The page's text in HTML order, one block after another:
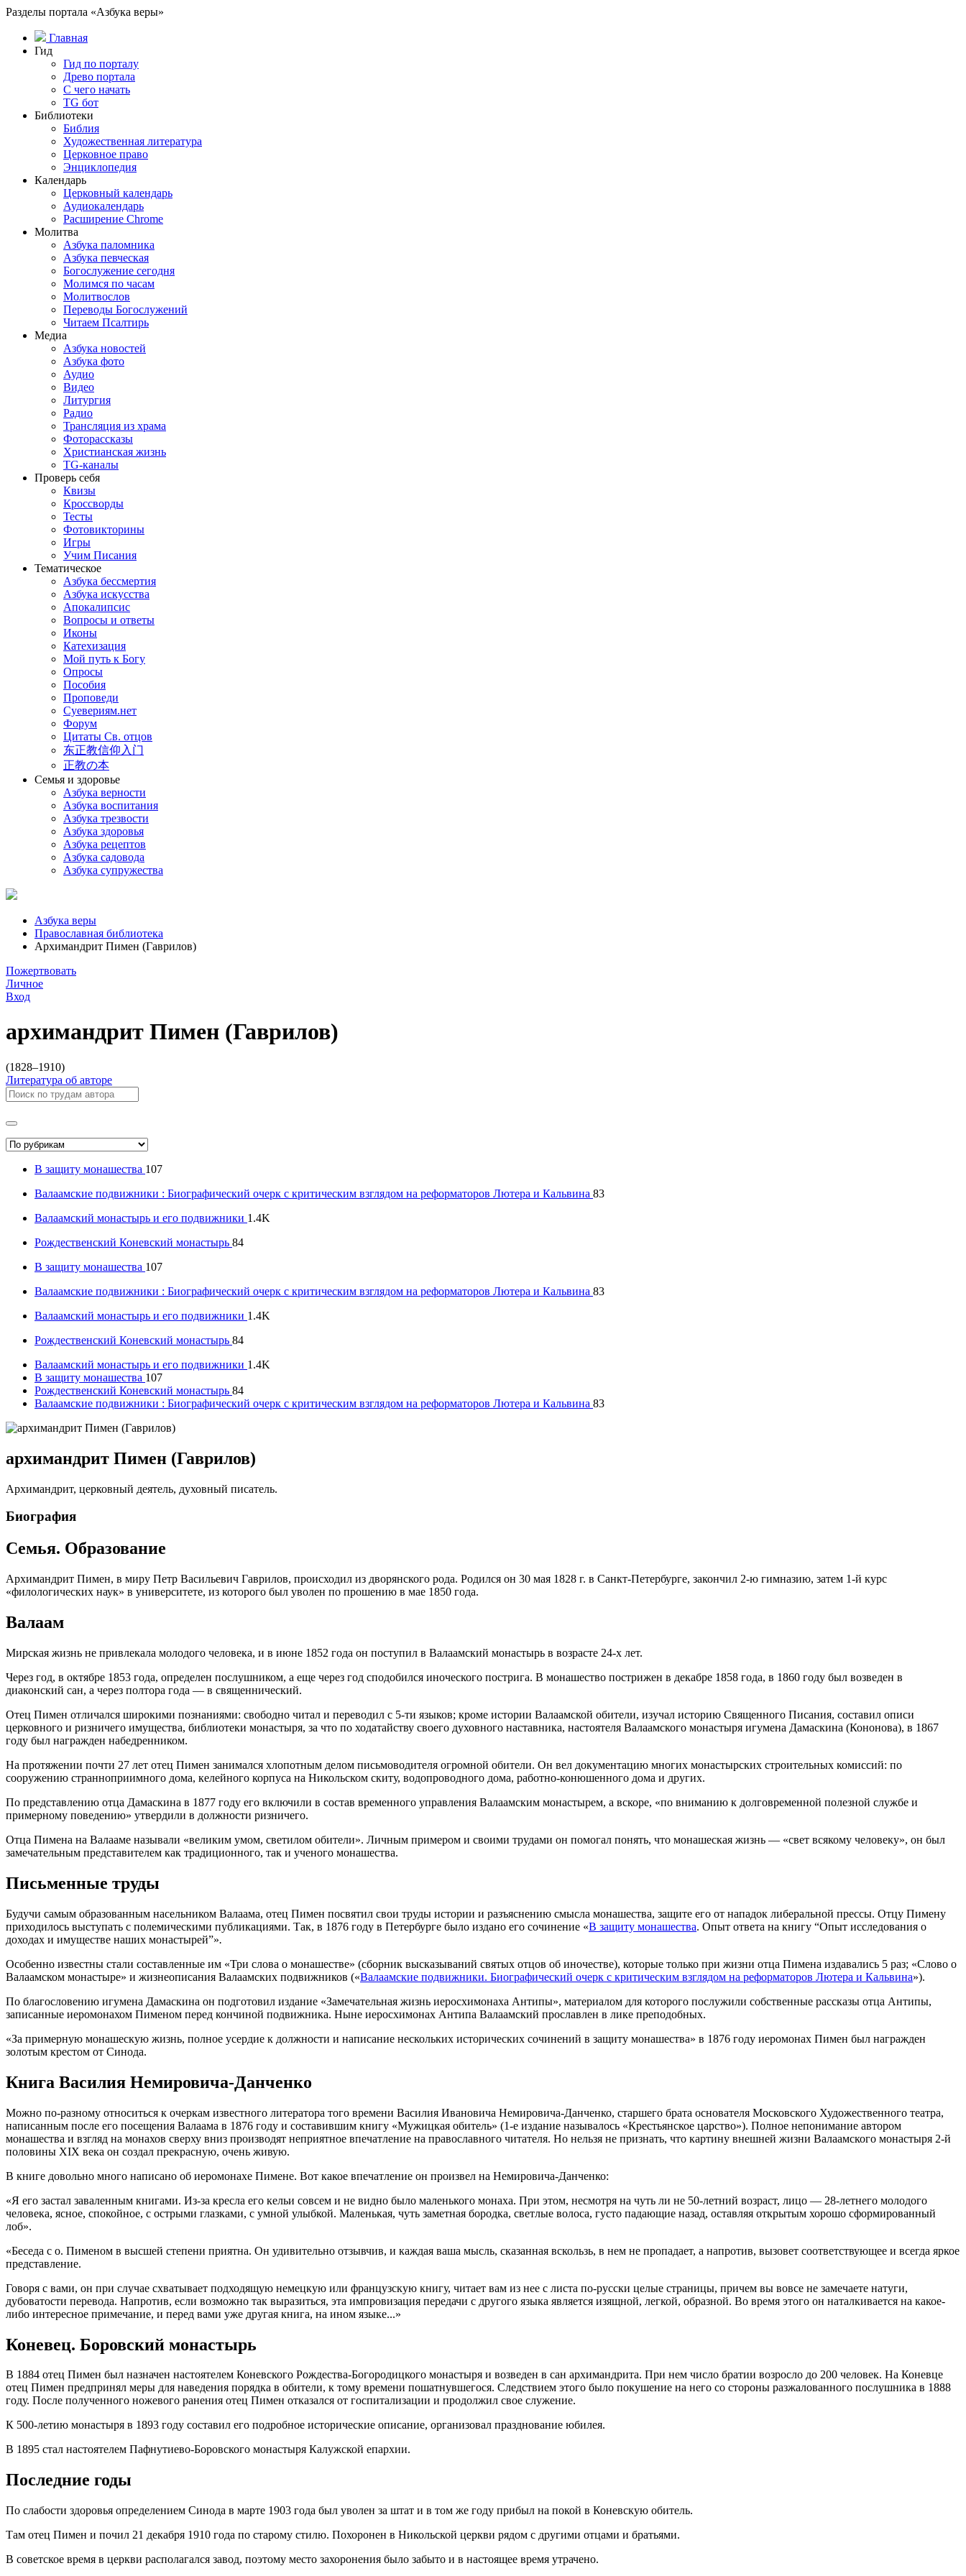
Разделы портала «Азбука веры»
Главная
Гид
Гид по порталу
Древо портала
С чего начать
TG бот
Библиотеки
Библия
Художественная литература
Церковное право
Энциклопедия
Календарь
Церковный календарь
Аудиокалендарь
Расширение Chrome
Молитва
Азбука паломника
Азбука певческая
Богослужение сегодня
Молимся по часам
Молитвослов
Переводы Богослужений
Читаем Псалтирь
Медиа
Азбука новостей
Азбука фото
Аудио
Видео
Литургия
Радио
Трансляция из храма
Фоторассказы
Христианская жизнь
TG-каналы
Проверь себя
Квизы
Кроссворды
Тесты
Фотовикторины
Игры
Учим Писания
Тематическое
Азбука бессмертия
Азбука искусства
Апокалипсис
Вопросы и ответы
Иконы
Катехизация
Мой путь к Богу
Опросы
Пособия
Проповеди
Суевериям.нет
Форум
Цитаты Св. отцов
东正教信仰入门
正教の本
Семья и здоровье
Азбука верности
Азбука воспитания
Азбука трезвости
Азбука здоровья
Азбука рецептов
Азбука садовода
Азбука супружества
Азбука веры
Православная библиотека
Архимандрит Пимен (Гаврилов)
Пожертвовать
Личное
Вход
архимандрит Пимен (Гаврилов)
(1828–1910)
Литература об авторе
В защиту монашества 107
Валаамские подвижники : Биографический очерк с критическим взглядом на реформаторов Лютера и Кальвина 83
Валаамский монастырь и его подвижники 1.4K
Рождественский Коневский монастырь 84
В защиту монашества 107
Валаамские подвижники : Биографический очерк с критическим взглядом на реформаторов Лютера и Кальвина 83
Валаамский монастырь и его подвижники 1.4K
Рождественский Коневский монастырь 84
Валаамский монастырь и его подвижники 1.4K
В защиту монашества 107
Рождественский Коневский монастырь 84
Валаамские подвижники : Биографический очерк с критическим взглядом на реформаторов Лютера и Кальвина 83
архимандрит Пимен (Гаврилов)
Архимандрит, церковный деятель, духовный писатель.
Биография
Семья. Образование
Архимандрит Пимен, в миру Петр Васильевич Гаврилов, происходил из дворянского рода. Родился он 30 мая 1828 г. в Санкт-Петербурге, закончил 2-ю гимназию, затем 1-й курс
«филологических наук» в университете, из которого был уволен по прошению в мае 1850 года.
Валаам
Мирская жизнь не привлекала молодого человека, и в июне 1852 года он поступил в Валаамский монастырь в возрасте 24-х лет.
Через год, в октябре 1853 года, определен послушником, а еще через год сподобился иноческого пострига. В монашество пострижен в декабре 1858 года, в 1860 году был возведен в
диаконский сан, а через полтора года — в священнический.
Отец Пимен отличался широкими познаниями: свободно читал и переводил с 5-ти языков; кроме истории Валаамской обители, изучал историю Священного Писания, составил описи
церковного и ризничего имущества, библиотеки монастыря, за что по ходатайству своего духовного наставника, настоятеля Валаамского монастыря игумена Дамаскина (Кононова), в 1867
году был награжден набедренником.
На протяжении почти 27 лет отец Пимен занимался хлопотным делом письмоводителя огромной обители. Он вел документацию многих монастырских строительных комиссий: по
сооружению странноприимного дома, келейного корпуса на Никольском скиту, водопроводного дома, работно-конюшенного дома и других.
По представлению отца Дамаскина в 1877 году его включили в состав временного управления Валаамским монастырем, а вскоре, «по вниманию к долговременной полезной службе и
примерному поведению» утвердили в должности ризничего.
Отца Пимена на Валааме называли «великим умом, светилом обители». Личным примером и своими трудами он помогал понять, что монашеская жизнь — «свет всякому человеку», он был
замечательным представителем как традиционного, так и ученого монашества.
Письменные труды
Будучи самым образованным насельником Валаама, отец Пимен посвятил свои труды истории и разъяснению смысла монашества, защите его от нападок либеральной прессы. Отцу Пимену
приходилось выступать с полемическими публикациями. Так, в 1876 году в Петербурге было издано его сочинение «В защиту монашества. Опыт ответа на книгу “Опыт исследования о
доходах и имуществе наших монастырей”».
Особенно известны стали составленные им «Три слова о монашестве» (сборник высказываний святых отцов об иночестве), которые только при жизни отца Пимена издавались 5 раз; «Слово о
Валаамском монастыре» и жизнеописания Валаамских подвижников («Валаамские подвижники. Биографический очерк с критическим взглядом на реформаторов Лютера и Кальвина»).
По благословению игумена Дамаскина он подготовил издание «Замечательная жизнь иеросхимонаха Антипы», материалом для которого послужили собственные рассказы отца Антипы,
записанные иеромонахом Пименом перед кончиной подвижника. Ныне иеросхимонах Антипа Валаамский прославлен в лике преподобных.
«За примерную монашескую жизнь, полное усердие к должности и написание нескольких исторических сочинений в защиту монашества» в 1876 году иеромонах Пимен был награжден
золотым крестом от Синода.
Книга Василия Немировича-Данченко
Можно по-разному относиться к очеркам известного литератора того времени Василия Ивановича Немировича-Данченко, старшего брата основателя Московского Художественного театра,
написанным после его посещения Валаама в 1876 году и составившим книгу «Мужицкая обитель» (1-е издание называлось «Крестьянское царство»). Полное непонимание автором
монашества и взгляд на монахов сверху вниз производят неприятное впечатление на православного читателя. Но нельзя не признать, что картину внешней жизни Валаамского монастыря 2-й
половины XIX века он создал прекрасную, очень живую.
В книге довольно много написано об иеромонахе Пимене. Вот какое впечатление он произвел на Немировича-Данченко:
«Я его застал заваленным книгами. Из-за кресла его кельи совсем и не видно было маленького монаха. При этом, несмотря на чуть ли не 50-летний возраст, лицо — 28-летнего молодого
человека, ясное, спокойное, с острыми глазками, с умной улыбкой. Маленькая, чуть заметная бородка, светлые волоса, густо падающие назад, оставляя открытым хорошо сформированный
лоб».
«Беседа с о. Пименом в высшей степени приятна. Он удивительно отзывчив, и каждая ваша мысль, сказанная вскользь, в нем не пропадает, а напротив, вызовет соответствующее и всегда яркое
представление.
Говоря с вами, он при случае схватывает подходящую немецкую или французскую книгу, читает вам из нее с листа по-русски целые страницы, причем вы вовсе не замечаете натуги,
дубоватости перевода. Напротив, если возможно так выразиться, эта импровизация передачи с другого языка является изящной, легкой, образной. Во время этого он наталкивается на какое-
либо интересное примечание, и перед вами уже другая книга, на ином языке...»
Коневец. Боровский монастырь
В 1884 отец Пимен был назначен настоятелем Коневского Рождества-Богородицкого монастыря и возведен в сан архимандрита. При нем число братии возросло до 200 человек. На Коневце
отец Пимен предпринял меры для наведения порядка в обители, к тому времени пошатнувшегося. Следствием этого было покушение на него со стороны разжалованного послушника в 1888
году. После полученного ножевого ранения отец Пимен отказался от госпитализации и продолжил свое служение.
К 500-летию монастыря в 1893 году составил его подробное исторические описание, организовал празднование юбилея.
В 1895 стал настоятелем Пафнутиево-Боровского монастыря Калужской епархии.
Последние годы
По слабости здоровья определением Синода в марте 1903 года был уволен за штат и в том же году прибыл на покой в Коневскую обитель.
Там отец Пимен и почил 21 декабря 1910 года по старому стилю. Похоронен в Никольской церкви рядом с другими отцами и братьями.
В советское время в церкви располагался завод, поэтому место захоронения было забыто и в настоящее время утрачено.